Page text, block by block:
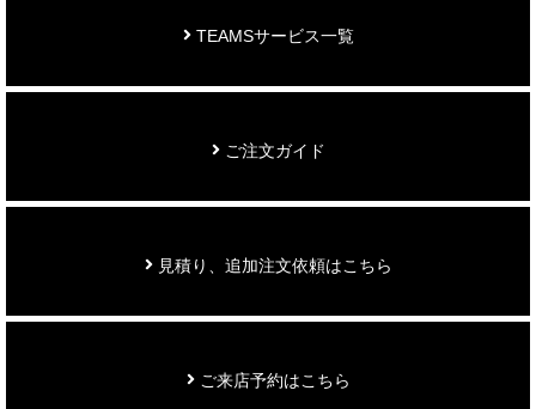
TEAMSサービス一覧
ご注文ガイド
見積り、追加注文依頼はこちら
ご来店予約はこちら